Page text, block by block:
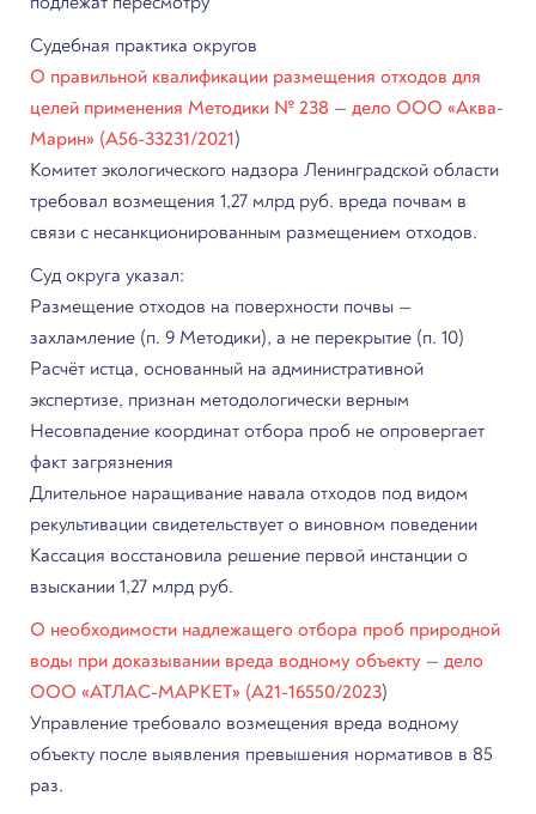
Судебная практика округов
О правильной квалификации размещения отходов для
целей применения Методики № 238 — дело ООО «Аква-
Марин» (А56-33231/2021)
Комитет экологического надзора Ленинградской области
требовал возмещения 1,27 млрд руб. вреда почвам в
связи с несанкционированным размещением отходов.
Суд округа указал:
Размещение отходов на поверхности почвы —
захламление (п. 9 Методики), а не перекрытие (п. 10)
Расчёт истца, основанный на административной
экспертизе, признан методологически верным
Несовпадение координат отбора проб не опровергает
факт загрязнения
Длительное наращивание навала отходов под видом
рекультивации свидетельствует о виновном поведении
Кассация восстановила решение первой инстанции о
взыскании 1,27 млрд руб.
О необходимости надлежащего отбора проб природной
воды при доказывании вреда водному объекту — дело
ООО «АТЛАС-МАРКЕТ» (А21-16550/2023)
Управление требовало возмещения вреда водному
объекту после выявления превышения нормативов в 85
раз.